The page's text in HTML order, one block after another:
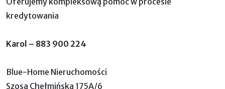
kredytowania
Karol – 883 900 224
Blue-Home Nieruchomości
Szosa Chełmińska 175A/6